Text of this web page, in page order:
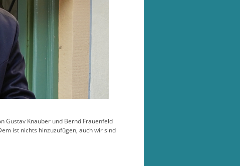
Gustav Knauber und Bernd Frauenfeld
ist nichts hinzuzufügen, auch wir sind